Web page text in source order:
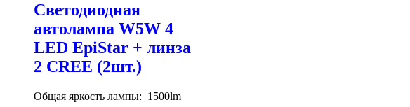
Светодиодная
автолампа W5W 4
LED EpiStar + линза
2 CREE (2шт.)
Общая яркость лампы: 1500lm